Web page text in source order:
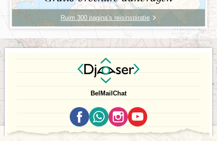
Ruim 300 pagina’s reisinspiratie
Bel Mail Chat